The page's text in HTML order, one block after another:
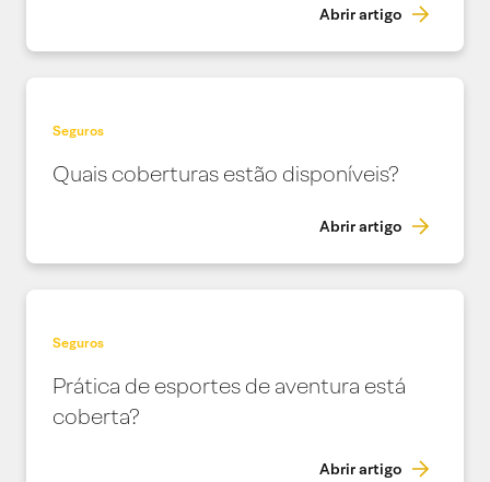
Abrir artigo
Seguros
Quais coberturas estão disponíveis?
Abrir artigo
Seguros
Prática de esportes de aventura está
coberta?
Abrir artigo